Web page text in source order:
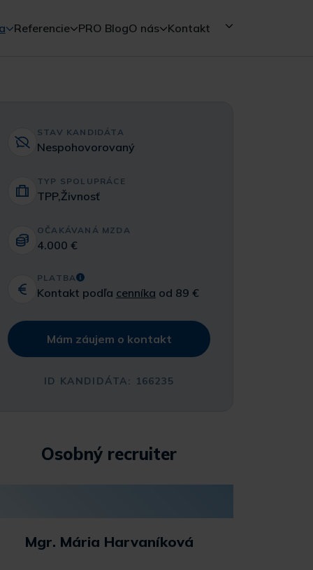
Referencie PRO BlogO nás Kontakt
STAV KANDIDÁTA
Nespohovorovaný
TYP SPOLUPRÁCE
TPP,Živnosť
OČAKÁVANÁ MZDA
4.000 €
PLATBA
Kontakt podľa cenníka od 89 €
Mám záujem o kontakt
ID KANDIDÁTA: 166235
Osobný recruiter
Mgr. Mária Harvaníková